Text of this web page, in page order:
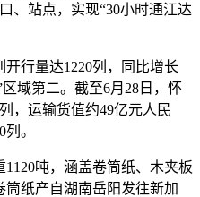
、站点，实现“30小时通江达
行量达1220列，同比增长
域第二。截至6月28日，怀
，运输货值约49亿元人民
。
吨，涵盖卷筒纸、木夹板
纸产自湖南岳阳发往新加